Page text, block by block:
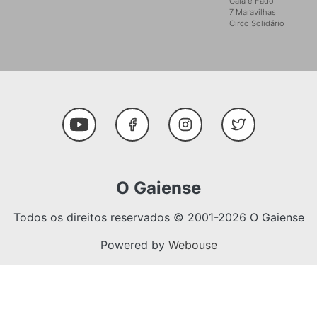
7 Maravilhas
Circo Solidário
Social Media
Youtube FacebookInstagramTwitter
O Gaiense
Todos os direitos reservados © 2001-2026 O Gaiense
Powered by Webouse